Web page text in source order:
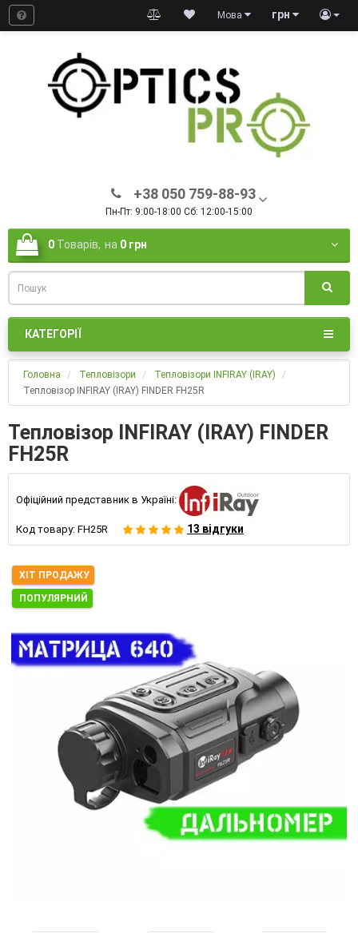
грн
Мова
+38 050 759-88-93
Пн-Пт: 9:00-18:00 Сб: 12:00-15:00
0 Товарів, на 0 грн
КАТЕГОРІЇ
Головна Тепловізори
Тепловізори INFIRAY (IRAY)
Тепловізор INFIRAY (IRAY) FINDER FH25R
Тепловізор INFIRAY (IRAY) FINDER
FH25R
Офіційний представник в Україні:
Код товару: FH25R 13 відгуки
ХІТ ПРОДАЖУ
ПОПУЛЯРНИЙ